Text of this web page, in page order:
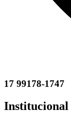
17 99178-1747
Institucional